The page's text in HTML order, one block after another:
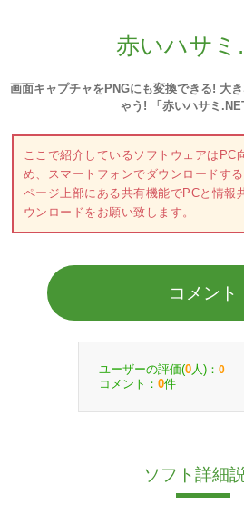
赤いハサミ
画面キャプチャをPNGにも変換できる! 大
ゃう! 「赤いハサミ
ここで紹介しているソフトウェアはPC
め、スマートフォンでダウンロードする
ページ上部にある共有機能でPCと情報
ウンロードをお願い致します。
コメント
ユーザーの評価(0 人)： 0
コメント： 0件
ソフト詳細